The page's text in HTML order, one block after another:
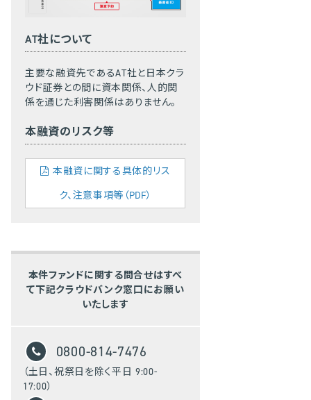
AT社について
主要な融資先であるAT社と日本クラ
ウド証券との間に資本関係、人的関
係を通じた利害関係はありません。
本融資のリスク等
本融資に関する具体的リス
ク、注意事項等（PDF）
本件ファンドに関する問合せはすべ
て下記クラウドバンク窓口にお願い
いたします
0800-814-7476
（土日、祝祭日を除く平日 9:00-
17:00）